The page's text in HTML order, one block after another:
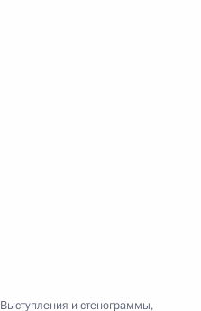
Выступления и стенограммы,